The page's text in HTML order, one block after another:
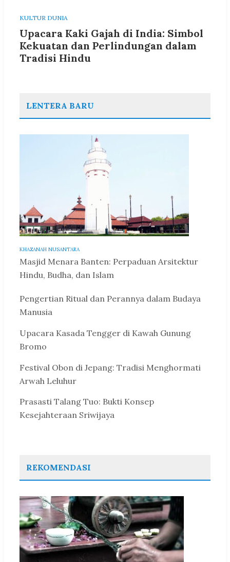
KULTUR DUNIA
Upacara Kaki Gajah di India: Simbol
Kekuatan dan Perlindungan dalam
Tradisi Hindu
LENTERA BARU
KHAZANAH NUSANTARA
Masjid Menara Banten: Perpaduan Arsitektur
Hindu, Budha, dan Islam
Pengertian Ritual dan Perannya dalam Budaya
Manusia
Upacara Kasada Tengger di Kawah Gunung
Bromo
Festival Obon di Jepang: Tradisi Menghormati
Arwah Leluhur
Prasasti Talang Tuo: Bukti Konsep
Kesejahteraan Sriwijaya
REKOMENDASI